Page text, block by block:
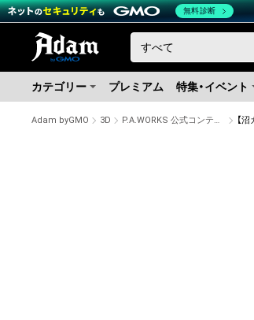
カテゴリー プレミアム 特集・イベント
Adam byGMO 3D P.A.WORKS 公式コンテンツストア
無料診断